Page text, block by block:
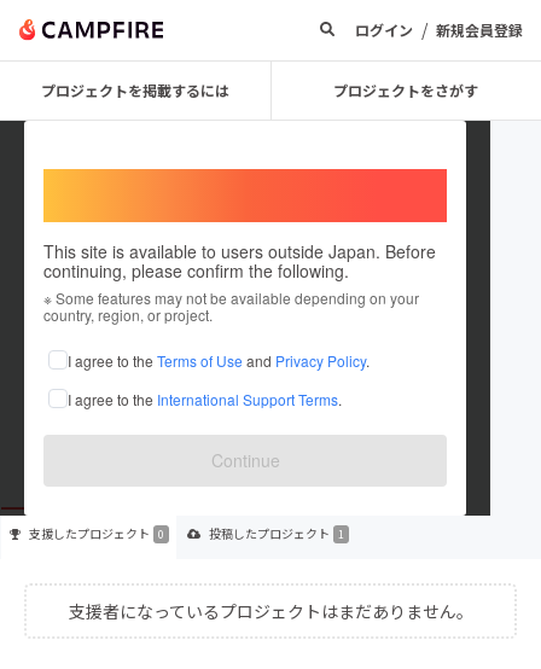
ログイン / 新規会員登録
プロジェクトを掲載するには プロジェクトをさがす
This site is available to users outside Japan. Before
continuing, please confirm the following.
※ Some features may not be available depending on your
country, region, or project.
I agree to the Terms of Use and Privacy Policy.
I agree to the International Support Terms.
Continue
Squatting
これまでに1件のプロジェクトを投稿しています
在住国：日本 現在地：未設定
出身国：日本 出身地：未設定
支援したプロジェクト 0 投稿したプロジェクト 1
支援者になっているプロジェクトはまだありません。